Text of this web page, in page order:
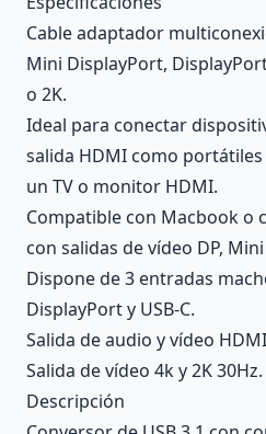
Cable adaptador
Mini DisplayPort,
o 2K.
Ideal para conectar
salida HDMI como
un TV o monitor HDMI.
Compatible con Macbook o
con salidas de vídeo DP, Mini
Dispone de 3 entradas
DisplayPort y USB-C.
Salida de audio y vídeo
Salida de vídeo 4k y 2K 30Hz.
Descripción